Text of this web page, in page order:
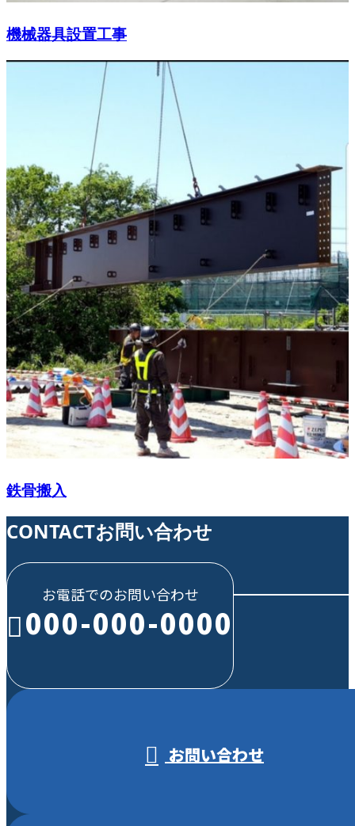
機械器具設置工事
鉄骨搬入
CONTACTお問い合わせ
お電話でのお問い合わせ
000-000-0000
お問い合わせ